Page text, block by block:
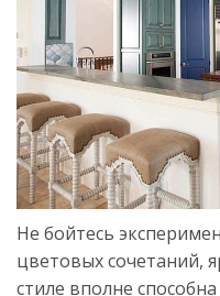
Не бойтесь
цветовых сочетаний,
стиле вполне